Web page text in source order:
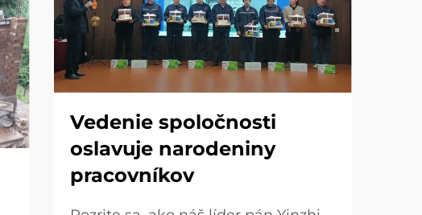
Vedenie spoločnosti
oslavuje narodeniny
pracovníkov